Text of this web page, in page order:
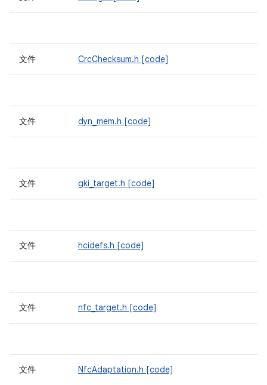
文件 CrcChecksum.h [code]
文件 dyn_mem.h [code]
文件 gki_target.h [code]
文件 hcidefs.h [code]
文件 nfc_target.h [code]
文件 NfcAdaptation.h [code]